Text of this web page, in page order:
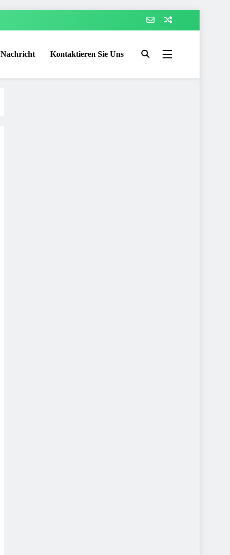
Nachricht Kontaktieren Sie Uns